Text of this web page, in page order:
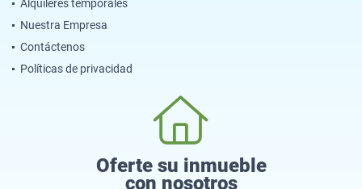
Alquileres temporales
Nuestra Empresa
Contáctenos
Políticas de privacidad
Oferte su inmueble
con nosotros